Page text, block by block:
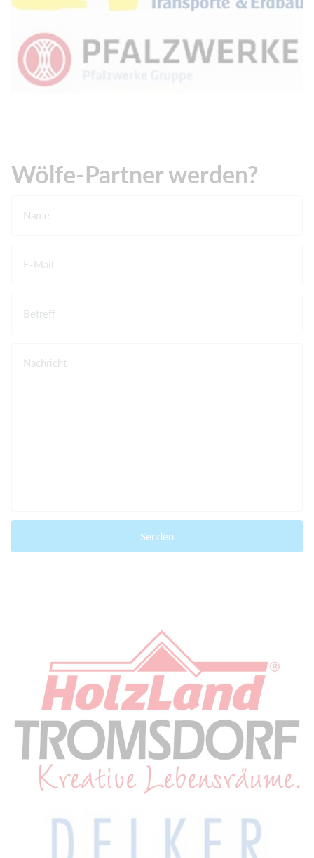
Wölfe-Partner werden?
Name
E-Mail
Betreff
Nachricht
Senden